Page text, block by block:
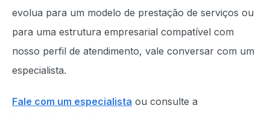
evolua para um modelo de prestação de serviços ou
para uma estrutura empresarial compatível com
nosso perfil de atendimento, vale conversar com um
especialista.
Fale com um especialista ou consulte a